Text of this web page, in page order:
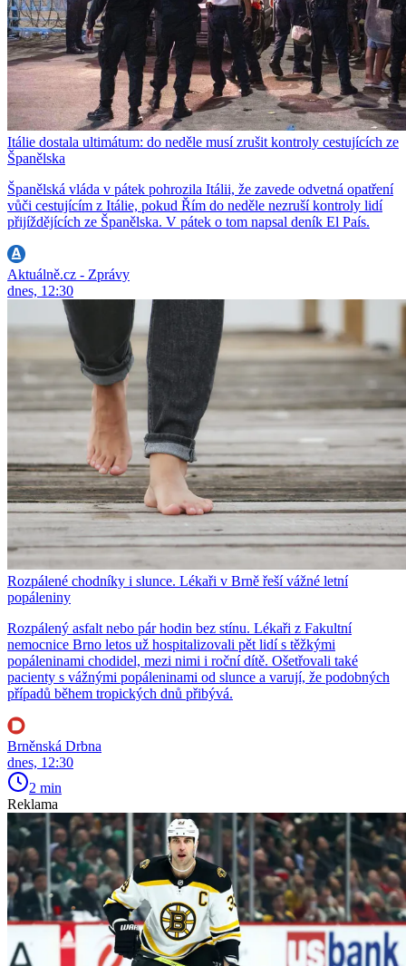
Itálie dostala ultimátum: do neděle musí zrušit kontroly cestujících ze
Španělska
Španělská vláda v pátek pohrozila Itálii, že zavede odvetná opatření
vůči cestujícím z Itálie, pokud Řím do neděle nezruší kontroly lidí
přijíždějících ze Španělska. V pátek o tom napsal deník El País.
Aktuálně.cz - Zprávy
dnes, 12:30
Rozpálené chodníky i slunce. Lékaři v Brně řeší vážné letní
popáleniny
Rozpálený asfalt nebo pár hodin bez stínu. Lékaři z Fakultní
nemocnice Brno letos už hospitalizovali pět lidí s těžkými
popáleninami chodidel, mezi nimi i roční dítě. Ošetřovali také
pacienty s vážnými popáleninami od slunce a varují, že podobných
případů během tropických dnů přibývá.
Brněnská Drbna
dnes, 12:30
2 min
Reklama